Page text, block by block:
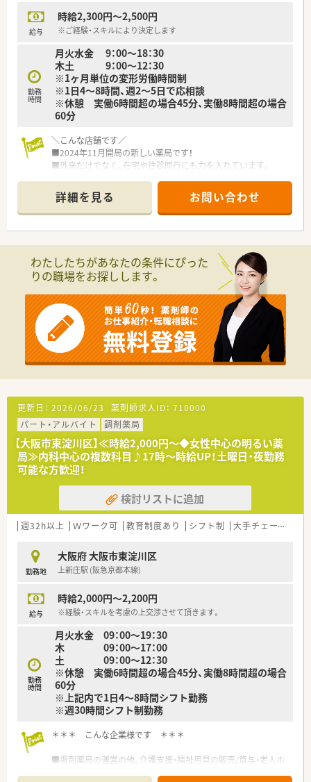
<充実した設備>
■積極的な機械化に取り組んでおり、ピッキングシステムはもち
■店舗により、一包化の監査システム、無菌室を設置している店
舗もございます。
<充実の福利厚生>
■産休・育休の制度を利用する社員も多く、時短勤務も小学生の
間も利用可能です。
が取得出来る環境ですので、ワークライフバランスも整っていま
す。
<こんな方を求めています>
■しっかりと在宅業務を学びたい方
■チャレンジ精神のある方
■管理薬剤師経験あり、もしくは今後挑戦したい方、大歓迎です
♪
給与
時給2,300円～2,500円
※ご経験・スキルにより決定します
勤務
時間
月火水金 9：00～18：30
木土 9：00～12：30
※1ヶ月単位の変形労働時間制
※1日4～8時間、週2～5日で応相談
※休憩 実働6時間超の場合45分、実働8時間超の場合
60分
＼こんな店舗です／
■2024年11月開局の新しい薬局です！
■外来だけでなく、在宅や往診同行にも力を入れています。
■最新の調剤機器やICTを導入している薬局です
＼こんな会社です／
■大阪を中心に8店舗展開している調剤薬局です
や訪問看護師の方々との連携を密にすることでで地域のみなさ
まの健康に貢献する方針を掲げている法人です。
■最新の調剤機器やICTを全店舗で導入しており、業界のリーデ
■従業員の方々が安心して働ける環境と成長できる環境の提供
に努めています。
■年間休日は115日（うちリフレッシュ休暇最大4日）、有給休暇
も積極的に消化しており、時間調整制度（15分単位）などワーク
ライフバランスも取りやすい環境です。
■在籍している薬剤師の年齢層は30代が中心で、若年層を中心
に活躍されています。もちろん、40代の職員も活躍されておりま
る薬局です。
■研修費用は全面的にバックアップします！
eラーニングなどの研修に関しましては会社でしっかりと負担し
ていただきます。
■年4回、一般常識WEBテストの実施など様々な研修プログラム
がございます。
■産育休取得実績多数！男性職員も数名取得されています！
＼こんな方にオススメ！／
■キャリアを見据えた研修環境が整っている職場を希望される
方
■調剤薬局での業務にチャレンジしてみたい方
■コミュニケーションが活発な職場で働きたい方
詳細を見る お問い合わせ
わたしたちがあなたの条件にぴった
りの職場をお探しします。
更新日： 2026/06/23 薬剤師求人ID： 710000
パート・アルバイト
調剤薬局
【大阪市東淀川区】≪時給2,000円～◆女性中心の明るい薬
局≫内科中心の複数科目♪17時～時給UP！土曜日・夜勤務
可能な方歓迎！
検討リストに追加
週32h以上 Ｗワーク可 教育制度あり シフト制 大手チェーン以外
勤務地
大阪府 大阪市東淀川区
上新庄駅 (阪急京都本線)
給与
時給2,000円～2,200円
※経験・スキルを考慮の上交渉させて頂きます。
勤務
時間
月火水金 09：00～19：30
木 09：00～17：00
土 09：00～12：30
※休憩 実働6時間超の場合45分、実働8時間超の場合
60分
※上記内で1日4～8時間シフト勤務
※週30時間シフト制勤務
＊＊＊ こんな企業様です ＊＊＊
■調剤薬局の運営の他、介護支援・福祉用具の販売/貸与・老人ホ